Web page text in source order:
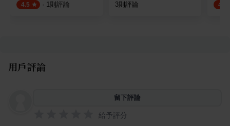
4.5 · 1則評論 3則評論 4.8
用戶評論
留下評論
給予評分